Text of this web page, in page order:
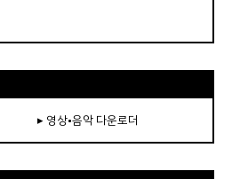
▸ 영상•음악 다운로더